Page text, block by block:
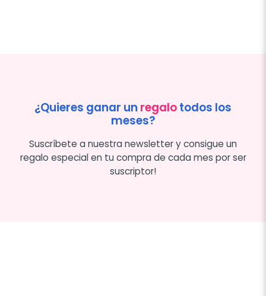
¿Quieres ganar un regalotodos los
meses?
Suscríbete a nuestra newsletter y consigue un
regalo especial en tu compra de cada mes por ser
suscriptor!